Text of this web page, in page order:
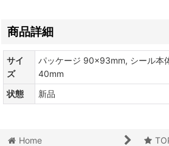
商品詳細
サイ
ズ
パッケージ 90×93mm, シール本
40mm
状態
新品
Home